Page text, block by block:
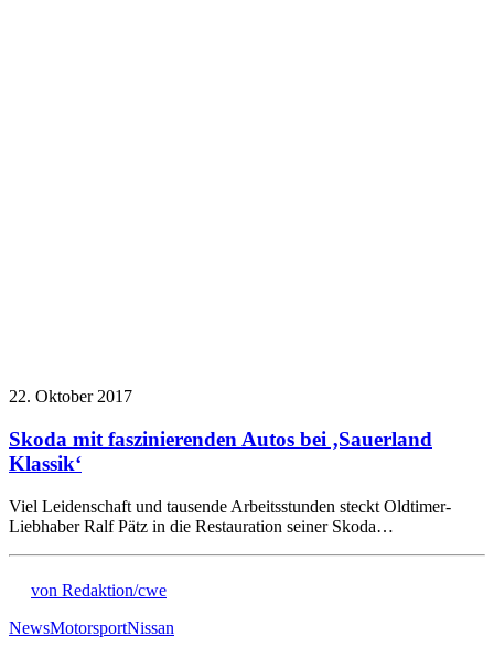
22. Oktober 2017
Skoda mit faszinierenden Autos bei ‚Sauerland
Klassik‘
Viel Leidenschaft und tausende Arbeitsstunden steckt Oldtimer-
Liebhaber Ralf Pätz in die Restauration seiner Skoda…
von Redaktion/cwe
NewsMotorsportNissan